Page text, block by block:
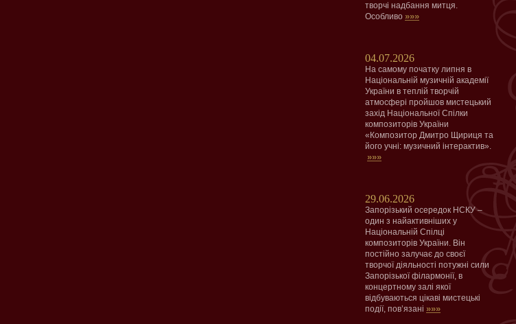
творчі надбання митця.
Особливо »»»
04.07.2026
На самому початку липня в
Національній музичній академії
України в теплій творчій
атмосфері пройшов мистецький
захід Національної Спілки
композиторів України
«Композитор Дмитро Щириця та
його учні: музичний інтерактив».
»»»
29.06.2026
Запорізький осередок НСКУ –
один з найактивніших у
Національній Спілці
композиторів України. Він
постійно залучає до своєї
творчої діяльності потужні сили
Запорізької філармонії, в
концертному залі якої
відбуваються цікаві мистецькі
події, пов’язані »»»